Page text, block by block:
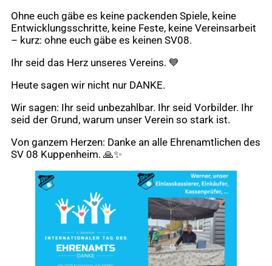
Ohne euch gäbe es keine packenden Spiele, keine
Entwicklungsschritte, keine Feste, keine Vereinsarbeit
– kurz: ohne euch gäbe es keinen SV08.
Ihr seid das Herz unseres Vereins. 💙
Heute sagen wir nicht nur DANKE.
Wir sagen: Ihr seid unbezahlbar. Ihr seid Vorbilder. Ihr
seid der Grund, warum unser Verein so stark ist.
Von ganzem Herzen: Danke an alle Ehrenamtlichen des
SV 08 Kuppenheim. 🙏✨